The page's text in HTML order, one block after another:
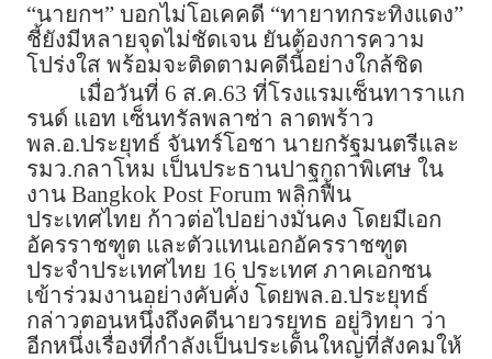
“นายกฯ” บอกไม่โอเคคดี “ทายาทกระทิงแดง”
ชี้ยังมีหลายจุดไม่ชัดเจน ยันต้องการความ
โปร่งใส พร้อมจะติดตามคดีนี้อย่างใกล้ชิด
เมื่อวันที่ 6 ส.ค.63 ที่โรงแรมเซ็นทาราแก
รนด์ แอท เซ็นทรัลพลาซ่า ลาดพร้าว
พล.อ.ประยุทธ์ จันทร์โอชา นายกรัฐมนตรีและ
รมว.กลาโหม เป็นประธานปาฐกถาพิเศษ ใน
งาน Bangkok Post Forum พลิกฟื้น
ประเทศไทย ก้าวต่อไปอย่างมั่นคง โดยมีเอก
อัครราชฑูต และตัวแทนเอกอัครราชฑูต
ประจำประเทศไทย 16 ประเทศ ภาคเอกชน
เข้าร่วมงานอย่างคับคั่ง โดยพล.อ.ประยุทธ์
กล่าวตอนหนึ่งถึงคดีนายวรยุทธ อยู่วิทยา ว่า
อีกหนึ่งเรื่องที่กำลังเป็นประเด็นใหญ่ที่สังคมให้